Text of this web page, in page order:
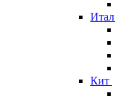
Итал
Кит